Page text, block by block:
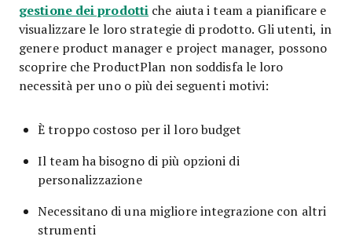
gestione dei prodotti che aiuta i team a pianificare e
visualizzare le loro strategie di prodotto. Gli utenti, in
genere product manager e project manager, possono
scoprire che ProductPlan non soddisfa le loro
necessità per uno o più dei seguenti motivi:
È troppo costoso per il loro budget
Il team ha bisogno di più opzioni di
personalizzazione
Necessitano di una migliore integrazione con altri
strumenti